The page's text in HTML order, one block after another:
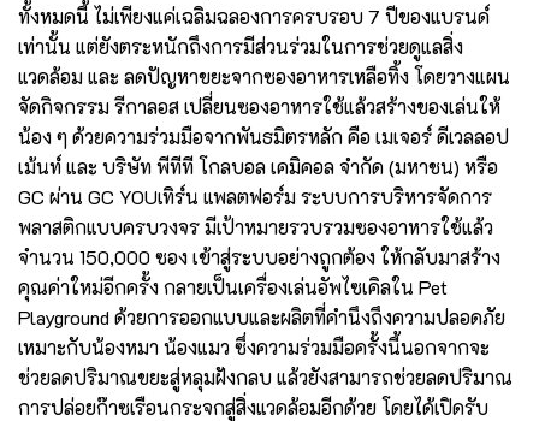
ทั้งหมดนี้ ไม่เพียงแค่เฉลิมฉลองการครบรอบ 7 ปีของแบรนด์
เท่านั้น แต่ยังตระหนักถึงการมีส่วนร่วมในการช่วยดูแลสิ่ง
แวดล้อม และ ลดปัญหาขยะจากซองอาหารเหลือทิ้ง โดยวางแผน
จัดกิจกรรม รีกาลอส เปลี่ยนซองอาหารใช้แล้วสร้างของเล่นให้
น้อง ๆ ด้วยความร่วมมือจากพันธมิตรหลัก คือ เมเจอร์ ดีเวลลอป
เม้นท์ และ บริษัท พีทีที โกลบอล เคมิคอล จำกัด (มหาชน) หรือ
GC ผ่าน GC YOUเทิร์น แพลตฟอร์ม ระบบการบริหารจัดการ
พลาสติกแบบครบวงจร มีเป้าหมายรวบรวมซองอาหารใช้แล้ว
จำนวน 150,000 ซอง เข้าสู่ระบบอย่างถูกต้อง ให้กลับมาสร้าง
คุณค่าใหม่อีกครั้ง กลายเป็นเครื่องเล่นอัพไซเคิลใน Pet
Playground ด้วยการออกแบบและผลิตที่คำนึงถึงความปลอดภัย
เหมาะกับน้องหมา น้องแมว ซึ่งความร่วมมือครั้งนี้นอกจากจะ
ช่วยลดปริมาณขยะสู่หลุมฝังกลบ แล้วยังสามารถช่วยลดปริมาณ
การปล่อยก๊าซเรือนกระจกสู่สิ่งแวดล้อมอีกด้วย โดยได้เปิดรับ